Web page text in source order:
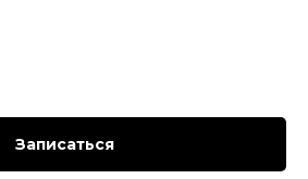
Записаться